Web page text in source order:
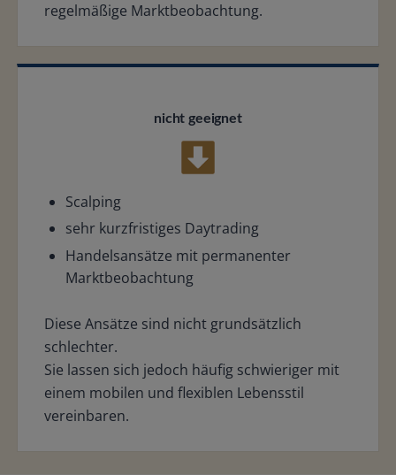
regelmäßige Marktbeobachtung.
nicht geeignet
Scalping
sehr kurzfristiges Daytrading
Handelsansätze mit permanenter
Marktbeobachtung
Diese Ansätze sind nicht grundsätzlich
schlechter.
Sie lassen sich jedoch häufig schwieriger mit
einem mobilen und flexiblen Lebensstil
vereinbaren.